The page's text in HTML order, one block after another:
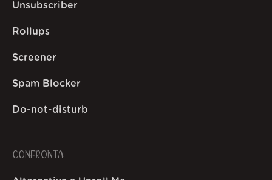
Unsubscriber
Rollups
Screener
Spam Blocker
Do-not-disturb
CONFRONTA